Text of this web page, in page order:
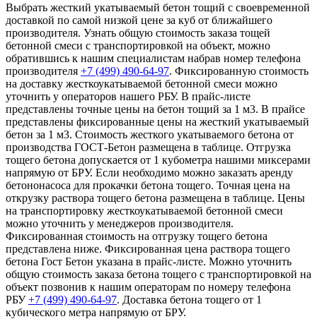
Выбрать жесткий укатываемый бетон тощий с своевременной
доставкой по самой низкой цене за куб от ближайшего
производителя. Узнать общую стоимость заказа тощей
бетонной смеси с транспортировкой на объект, можно
обратившись к нашим специалистам набрав номер телефона
производителя +7 (499) 490-64-97. Фиксированную стоимость
на доставку жесткоукатываемой бетонной смеси можно
уточнить у операторов нашего РБУ. В прайс-листе
представлены точные цены на бетон тощий за 1 м3. В прайсе
представлены фиксированные цены на жесткий укатываемый
бетон за 1 м3. Стоимость жесткого укатываемого бетона от
производства ГОСТ-Бетон размещена в таблице. Отгрузка
тощего бетона допускается от 1 кубометра нашими миксерами
напрямую от БРУ. Если необходимо можно заказать аренду
бетононасоса для прокачки бетона тощего. Точная цена на
открузку раствора тощего бетона размещена в таблице. Цены
на транспортировку жесткоукатываемой бетонной смеси
можно уточнить у менеджеров производителя.
Фиксированная стоимость на отгрузку тощего бетона
представлена ниже. Фиксированная цена раствора тощего
бетона Гост Бетон указана в прайс-листе. Можно уточнить
общую стоимость заказа бетона тощего с транспортировкой на
объект позвонив к нашим операторам по номеру телефона
РБУ+7 (499) 490-64-97. Доставка бетона тощего от 1
кубического метра напрямую от БРУ.